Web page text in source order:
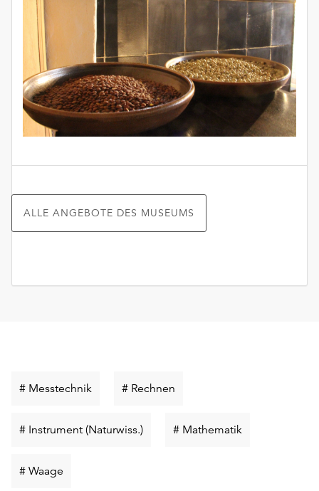
ALLE ANGEBOTE DES MUSEUMS
# MesstechnikSchlüsselwort
# Rechnen
# Instrument (Naturwiss.)Schlüsselwort
# MathematikSchlüsselwort
# Waage